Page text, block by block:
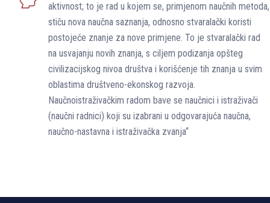
aktivnost; to je rad u kojem se, primjenom naučnih metoda,
stiču nova naučna saznanja, odnosno stvaralački koristi
postojeće znanje za nove primjene. To je stvaralački rad
na usvajanju novih znanja, s ciljem podizanja opšteg
civilizacijskog nivoa društva i korišćenje tih znanja u svim
oblastima društveno-ekonskog razvoja.
Naučnoistraživačkim radom bave se naučnici i istraživači
(naučni radnici) koji su izabrani u odgovarajuća naučna,
naučno-nastavna i istraživačka zvanja“